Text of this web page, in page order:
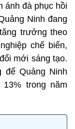
ánh đà phục hồi
Ninh đang
trưởng theo
chế biến,
mới sáng tạo.
để Quảng Ninh
trong năm